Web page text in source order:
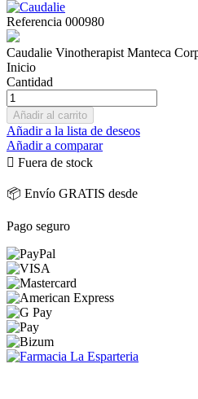
Referencia 000980
Caudalie Vinotherapist Manteca
Inicio
Cantidad
Añadir al carrito
Añadir a la lista de deseos
Añadir a comparar
 Fuera de stock
📦 Envío GRATIS desde
Pago seguro